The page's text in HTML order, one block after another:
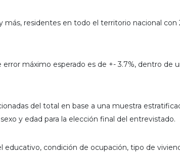
más, residentes en todo el territorio nacional con
máximo esperado es de +- 3.7%, dentro de
del total en base a una muestra
y edad para la elección final del entrevistado.
educativo, condición de ocupación, tipo de